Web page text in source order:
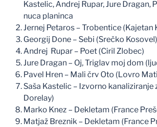
Kastelic, Andrej Rupar, Jure Dragan,
nuca planinca
Jernej Petaros – Trobentice (Kajetan
Georgij Done – Sebi (Srečko Kosovel)
Andrej Rupar – Poet (Ciril Zlobec)
Jure Dragan – Oj, Triglav moj dom
Pavel Hren – Mali črv Oto (Lovro
Saša Kastelic – Izvorno kanaliziranje
Dorelay)
Marko Knez – Dekletam (France
Matjaž Breznik – Dekletam (France